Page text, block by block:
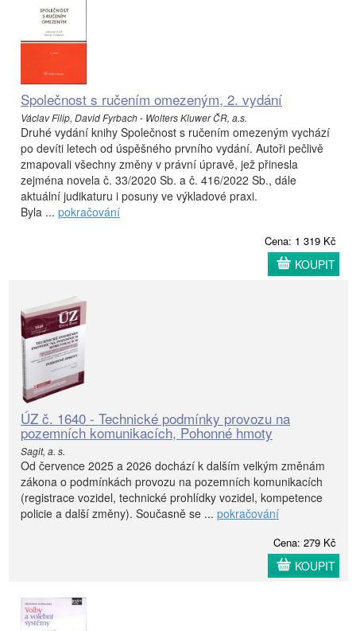
Společnost s ručením omezeným, 2. vydání
Václav Filip, David Fyrbach - Wolters Kluwer ČR, a.s.
Druhé vydání knihy Společnost s ručením omezeným vychází
po devíti letech od úspěšného prvního vydání. Autoři pečlivě
zmapovali všechny změny v právní úpravě, jež přinesla
zejména novela č. 33/2020 Sb. a č. 416/2022 Sb., dále
aktuální judikaturu i posuny ve výkladové praxi.
Byla ... pokračování
Cena: 1 319 Kč
KOUPIT
ÚZ č. 1640 - Technické podmínky provozu na
pozemních komunikacích, Pohonné hmoty
Sagit, a. s.
Od července 2025 a 2026 dochází k dalším velkým změnám
zákona o podmínkách provozu na pozemních komunikacích
(registrace vozidel, technické prohlídky vozidel, kompetence
policie a další změny). Současně se ... pokračování
Cena: 279 Kč
KOUPIT